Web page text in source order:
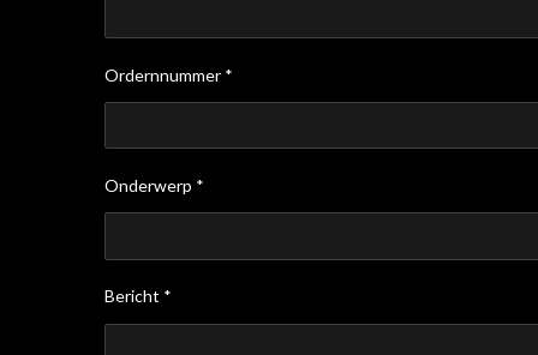
Ordernnummer *
Onderwerp *
Bericht *